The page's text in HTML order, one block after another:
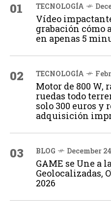
01 TECNOLOGÍA
Vídeo
grabación cómo
en apenas 5
02 TECNOLOGÍA
Motor de 800 W,
ruedas todo
solo 300 euros y
adquisición
03 BLOG December
GAME se Une a
Geolocalizadas,
2026